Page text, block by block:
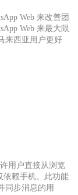
Web 来改善团
Web 来最大限
来西亚用户更好
用户直接从浏览
依赖手机。此功能
同步消息的用